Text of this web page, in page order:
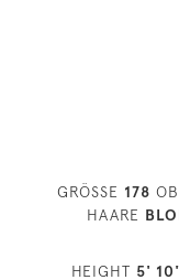
GRÖSSE 178
HAARE
HEIGHT 5'